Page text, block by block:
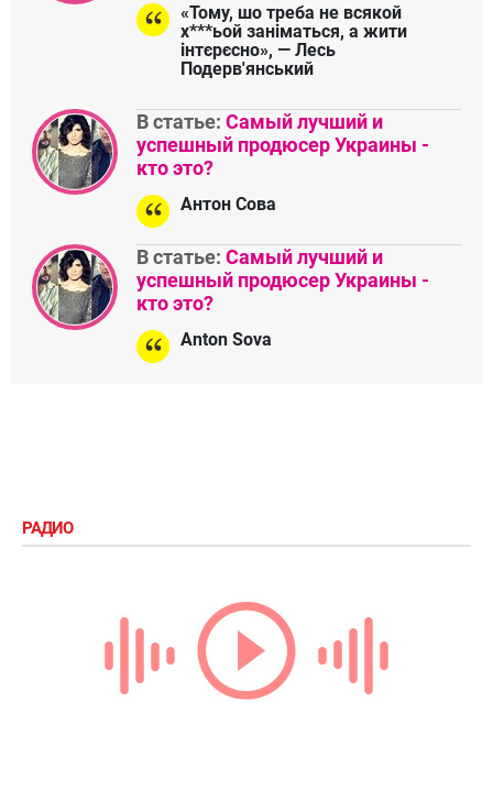
«Тому, шо треба не всякой
х***ьой заніматься, а жити
інтєрєсно», — Лесь
Подерв'янський
В статье: Самый лучший и
успешный продюсер Украины -
кто это?
Антон Сова
В статье: Самый лучший и
успешный продюсер Украины -
кто это?
Anton Sova
РАДИО